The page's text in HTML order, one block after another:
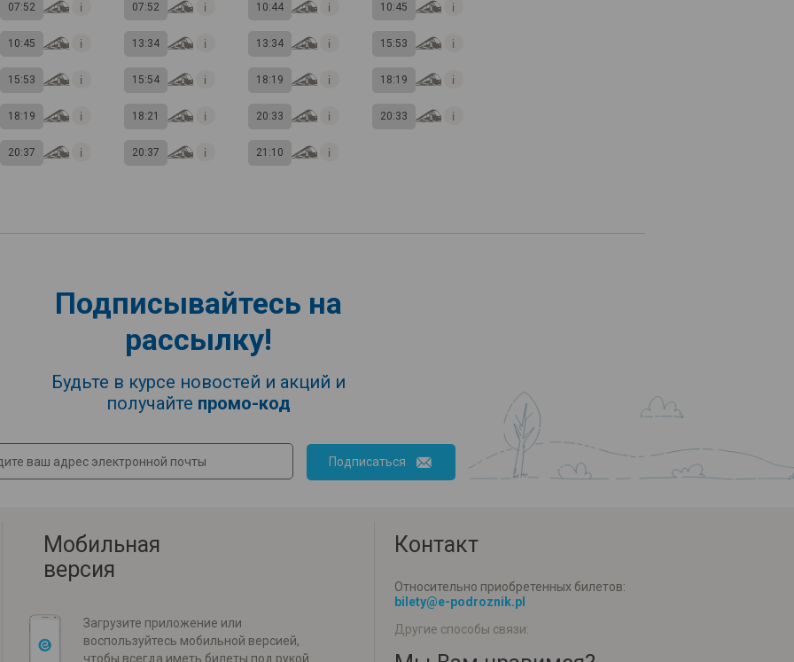
07:52 07:52 10:44 10:45
10:45 13:34 13:34 15:53
15:53 15:54 18:19 18:19
18:19 18:21 20:33 20:33
20:37 20:37 21:10
Подписывайтесь на
рассылку!
Будьте в курсе новостей и акций и
получайте промо-код
Подписаться
Мобильная
версия
Загрузите приложение или
воспользуйтесь мобильной версией,
чтобы всегда иметь билеты под рукой
Контакт
Относительно приобретенных билетов:
bilety@e-podroznik.pl
Другие способы связи: